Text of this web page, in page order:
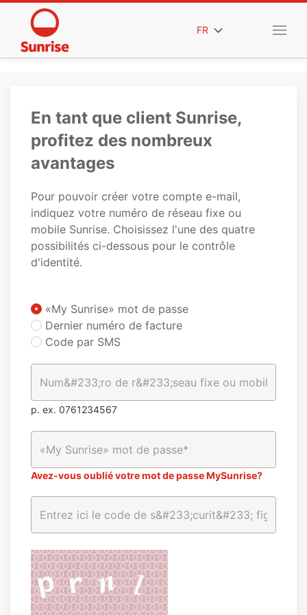
FR
En tant que client Sunrise,
profitez des nombreux
avantages
Pour pouvoir créer votre compte e-mail,
indiquez votre numéro de réseau fixe ou
mobile Sunrise. Choisissez l'une des quatre
possibilités ci-dessous pour le contrôle
d'identité.
«My Sunrise» mot de passe
Dernier numéro de facture
Code par SMS
p. ex. 0761234567
Avez-vous oublié votre mot de passe MySunrise?